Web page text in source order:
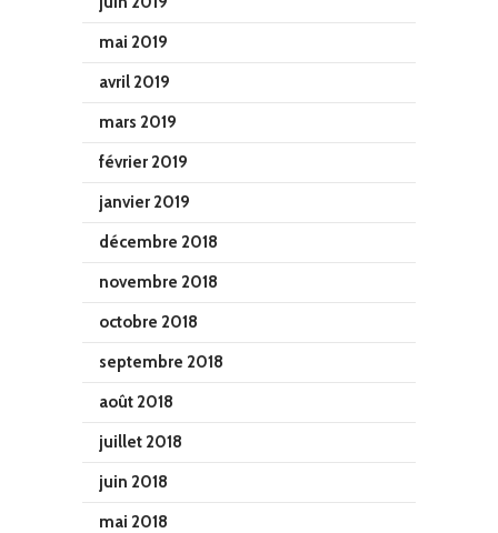
mai 2019
avril 2019
mars 2019
février 2019
janvier 2019
décembre 2018
novembre 2018
octobre 2018
septembre 2018
août 2018
juillet 2018
juin 2018
mai 2018